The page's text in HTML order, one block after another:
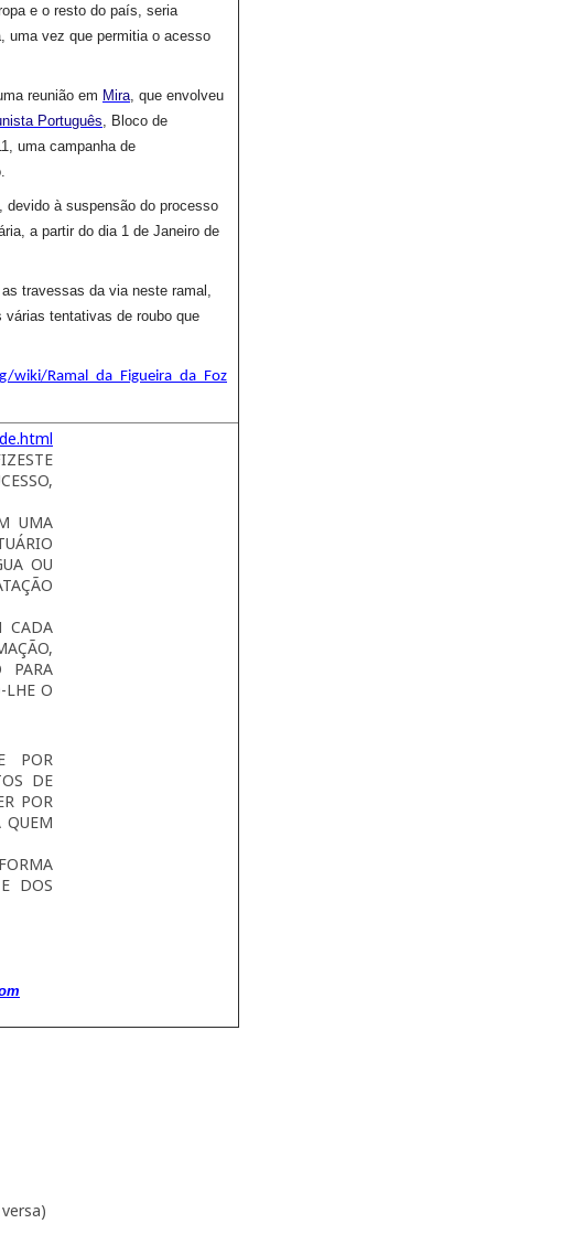
e o resto do país, seria
uma vez que permitia o acesso
reunião em Mira , que envolveu
Português , Bloco de
uma campanha de
devido à suspensão do processo
a partir do dia 1 de Janeiro de
travessas da via neste ramal,
tentativas de roubo que
Ramal_da_Figueira_da_Foz
UMA
OU
CADA
PARA
LHE O
POR
DE
POR
QUEM
DOS